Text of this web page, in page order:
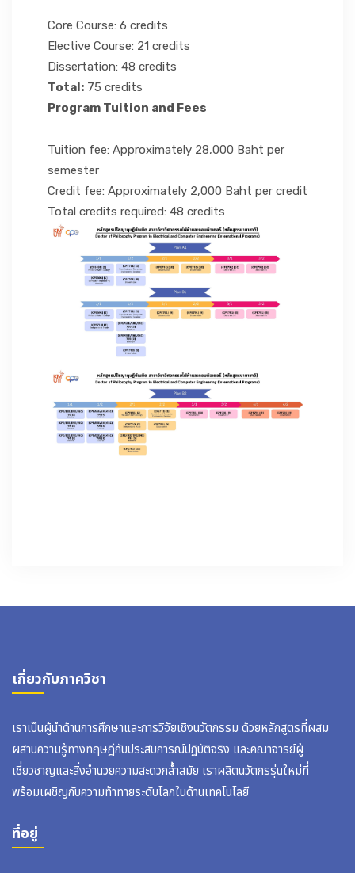
Core Course: 6 credits
Elective Course: 21 credits
Dissertation: 48 credits
Total: 75 credits
Program Tuition and Fees
Tuition fee: Approximately 28,000 Baht per
semester
Credit fee: Approximately 2,000 Baht per credit
Total credits required: 48 credits
เกี่ยวกับภาควิชา
เราเป็นผู้นำด้านการศึกษาและการวิจัยเชิงนวัตกรรม ด้วยหลักสูตรที่ผสม
ผสานความรู้ทางทฤษฎีกับประสบการณ์ปฏิบัติจริง และคณาจารย์ผู้
เชี่ยวชาญและสิ่งอำนวยความสะดวกล้ำสมัย เราผลิตนวัตกรรุ่นใหม่ที่
พร้อมเผชิญกับความท้าทายระดับโลกในด้านเทคโนโลยี
ที่อยู่